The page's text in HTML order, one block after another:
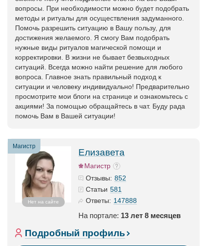
вопросы. При необходимости можно будет подобрать
методы и ритуалы для осуществления задуманного.
Помочь разрешить ситуацию в Вашу пользу, для
достижения желаемого. Я смогу Вам подобрать
нужные виды ритуалов магической помощи и
корректировки. В жизни не бывает безвыходных
ситуаций. Всегда можно найти решение для любого
вопроса. Главное знать правильный подход к
ситуации и человеку индивидуально! Предварительно
просмотрите мои блоги на странице и ознакомьтесь с
акциями! За помощью обращайтесь в чат. Буду рада
помочь Вам в Вашей ситуации!
Магистр
Нет на сайте
Елизавета
Магистр
Отзывы: 852
Статьи 581
Ответы: 147888
На портале: 13 лет 8 месяцев
Подробный профиль